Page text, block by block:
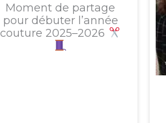
Moment de partage
pour débuter l’année
couture 2025–2026